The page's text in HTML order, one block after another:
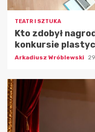
TEATR I SZTUKA
Kto zdobył
konkursie
Arkadiusz Wróblewski